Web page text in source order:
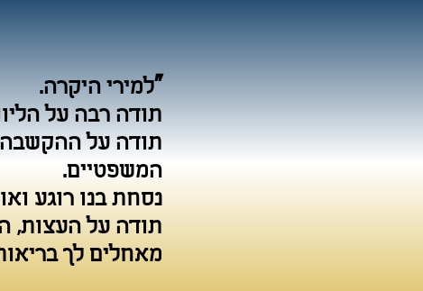
"למירי היקרה.
תודה רבה על
תודה על
המשפטיים.
נסחת בנו רוגע
תודה על העצות,
מאחלים לך